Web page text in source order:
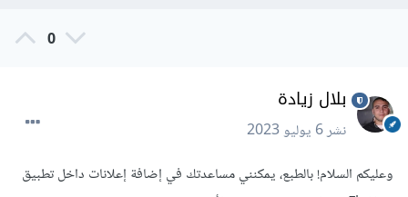
0
بلال زيادة
نشر6 يوليو 2023
وعليكم السلام! بالطبع، يمكنني مساعدتك في إضافة إعلانات داخل تطبيق